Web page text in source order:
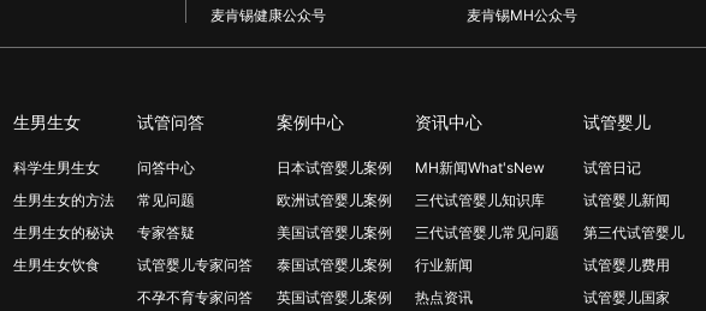
麦肯锡健康公众号 麦肯锡MH公众号
生男生女
科学生男生女
生男生女的方法
生男生女的秘诀
生男生女饮食
试管问答
问答中心
常见问题
专家答疑
试管婴儿专家问答
不孕不育专家问答
案例中心
日本试管婴儿案例
欧洲试管婴儿案例
美国试管婴儿案例
泰国试管婴儿案例
英国试管婴儿案例
资讯中心
MH新闻What'sNew
三代试管婴儿知识库
三代试管婴儿常见问题
行业新闻
热点资讯
试管婴儿
试管日记
试管婴儿新闻
第三代试管婴儿
试管婴儿费用
试管婴儿国家